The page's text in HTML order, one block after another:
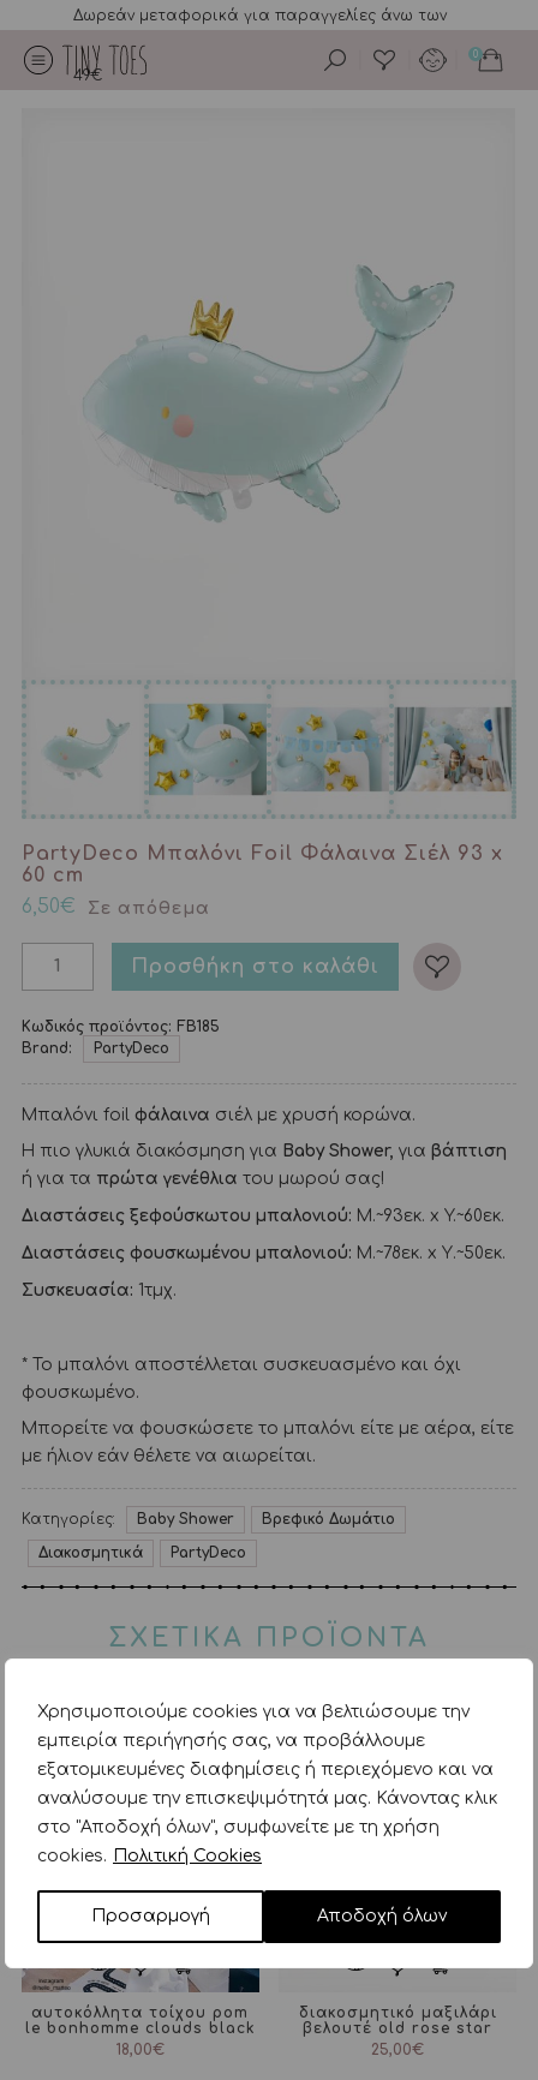
Χρησιμοποιούμε cookies για να βελτιώσουμε την
εμπειρία περιήγησής σας, να προβάλλουμε
εξατομικευμένες διαφημίσεις ή περιεχόμενο και να
αναλύσουμε την επισκεψιμότητά μας. Κάνοντας κλικ
στο "Αποδοχή όλων", συμφωνείτε με τη χρήση
cookies. Πολιτική Cookies
Προσαρμογή Αποδοχή όλων
Δωρεάν μεταφορικά για παραγγελίες άνω των
49€
0
PartyDeco Μπαλόνι Foil Φάλαινα Σιέλ 93 x
60 cm
6,50€ Σε απόθεμα
Προσθήκη στο καλάθι
Κωδικός προϊόντος: FB185
Brand:
PartyDeco
Μπαλόνι foil φάλαινα σιέλ με χρυσή κορώνα.
Η πιο γλυκιά διακόσμηση για Baby Shower, για βάπτιση
ή για τα πρώτα γενέθλια του μωρού σας!
Διαστάσεις ξεφούσκωτου μπαλονιού: M.~93εκ. x Y.~60εκ.
Διαστάσεις φουσκωμένου μπαλονιού: Μ.~78εκ. x Υ.~50εκ.
Συσκευασία: 1τμχ.
* Το μπαλόνι αποστέλλεται συσκευασμένο και όχι
φουσκωμένο.
Μπορείτε να φουσκώσετε το μπαλόνι είτε με αέρα, είτε
με ήλιον εάν θέλετε να αιωρείται.
Κατηγορίες: Baby Shower
Βρεφικό Δωμάτιο
Διακοσμητικά
PartyDeco
ΣΧΕΤΙΚΑ ΠΡΟΪΟΝΤΑ
αυτοκόλλητα τοίχου pom
le bonhomme clouds black
18,00€
διακοσμητικό μαξιλάρι
βελουτέ old rose star
25,00€